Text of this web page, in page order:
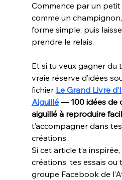
Commence par un petit
comme un
forme simple, puis
prendre le relais.
Et si tu veux gagner du
vraie réserve d’idées
fichier Le Grand Livre
Aiguillé — 100 idées de
aiguillé à reproduire
t’accompagner dans
créations.
Si cet article t’a
créations, tes essais ou
groupe Facebook de